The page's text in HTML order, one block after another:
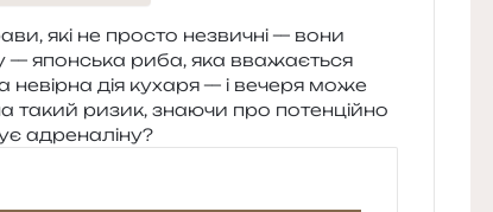
які не про­сто незви­чні — вони
— япон­ська риба, яка вва­жа­є­ться
невір­на дія куха­ря — і вече­ря може
такий ризик, зна­ю­чи про потен­цій­но
адреналіну?